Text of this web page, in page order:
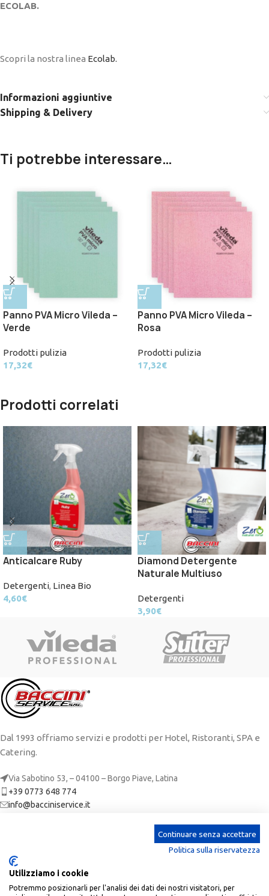
ECOLAB.
Scopri la nostra linea Ecolab.
Informazioni aggiuntive
Shipping & Delivery
Ti potrebbe interessare…
Panno PVA Micro Vileda –
Verde
Prodotti pulizia
17,32€
Panno PVA Micro Vileda –
Rosa
Prodotti pulizia
17,32€
Prodotti correlati
Anticalcare Ruby
Detergenti, Linea Bio
4,60€
Diamond Detergente
Naturale Multiuso
Detergenti
3,90€
Dal 1993 offriamo servizi e prodotti per Hotel, Ristoranti, SPA e
Catering.
Via Sabotino 53, – 04100 – Borgo Piave, Latina
+39 0773 648 774
info@bacciniservice.it
CATEGORIE
LINKS
Continuare senza accettare
Politica sulla riservatezza
Utilizziamo i cookie
Potremmo posizionarli per l'analisi dei dati dei nostri visitatori, per